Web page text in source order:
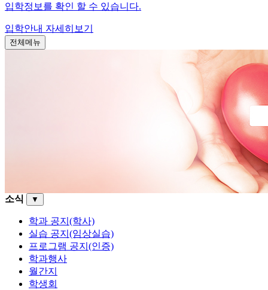
입학정보를 확인 할 수 있습니다.
입학안내 자세히보기
전체메뉴
소식 ▼
학과 공지(학사)
실습 공지(임상실습)
프로그램 공지(인증)
학과행사
월간지
학생회